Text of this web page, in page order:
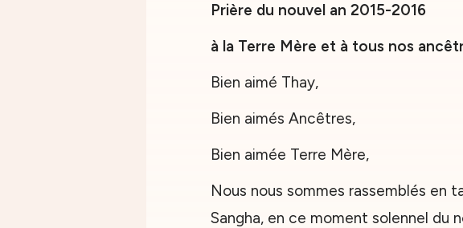
Prière du nouvel an 2015-2016
à la Terre Mère et à tous nos
Bien aimé Thay,
Bien aimés Ancêtres,
Bien aimée Terre Mère,
Nous nous sommes rassemblés en
Sangha, en ce moment solennel du